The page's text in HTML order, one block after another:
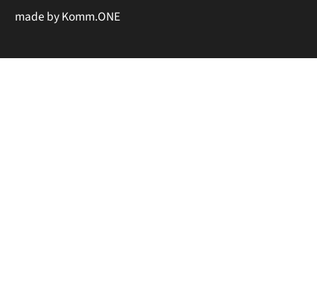
made byKomm.ONE